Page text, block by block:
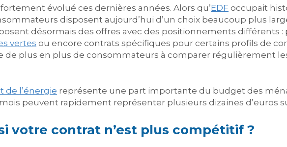
évolué ces dernières années. Alors qu’EDF occupait
disposent aujourd’hui d’un choix beaucoup plus
désormais des offres avec des positionnements différents :
vertes ou encore contrats spécifiques pour certains profils de
de plus en plus de consommateurs à comparer régulièrement
de l’énergie représente une part importante du budget des
peuvent rapidement représenter plusieurs dizaines d’euros
votre contrat n’est plus compétitif ?